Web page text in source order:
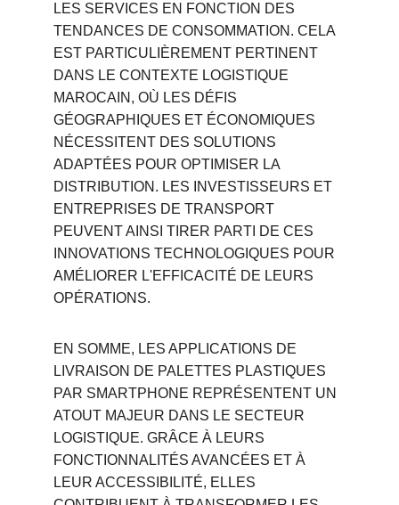
LES SERVICES EN FONCTION DES
TENDANCES DE CONSOMMATION. CELA
EST PARTICULIÈREMENT PERTINENT
DANS LE CONTEXTE LOGISTIQUE
MAROCAIN, OÙ LES DÉFIS
GÉOGRAPHIQUES ET ÉCONOMIQUES
NÉCESSITENT DES SOLUTIONS
ADAPTÉES POUR OPTIMISER LA
DISTRIBUTION. LES INVESTISSEURS ET
ENTREPRISES DE TRANSPORT
PEUVENT AINSI TIRER PARTI DE CES
INNOVATIONS TECHNOLOGIQUES POUR
AMÉLIORER L'EFFICACITÉ DE LEURS
OPÉRATIONS.
EN SOMME, LES APPLICATIONS DE
LIVRAISON DE PALETTES PLASTIQUES
PAR SMARTPHONE REPRÉSENTENT UN
ATOUT MAJEUR DANS LE SECTEUR
LOGISTIQUE. GRÂCE À LEURS
FONCTIONNALITÉS AVANCÉES ET À
LEUR ACCESSIBILITÉ, ELLES